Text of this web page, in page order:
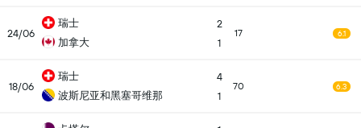
24/06
瑞士
加拿大
2
1
17 6.1
18/06
瑞士
波斯尼亚和黑塞哥维那
4
1
70 6.3